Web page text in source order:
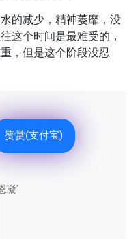
的减少，精神萎靡，没
这个时间是最难受的，
，但是这个阶段没忍
凝'